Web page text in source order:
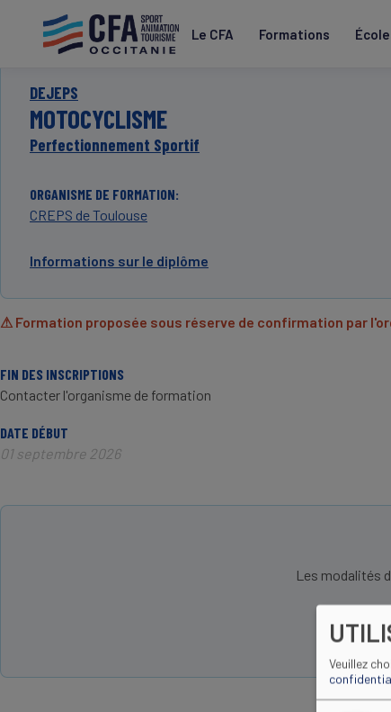
contenu
Le CFA Formations
DEJEPS
MOTOCYCLISME
Perfectionnement Sportif
ORGANISME DE FORMATION
CREPS de Toulouse
Informations sur le diplôme
⚠ Formation proposée sous réserve de confirmation par
FIN DES INSCRIPTIONS
Contacter l'organisme de formation
DATE DÉBUT
01 septembre 2026
Les modalités
Veuillez